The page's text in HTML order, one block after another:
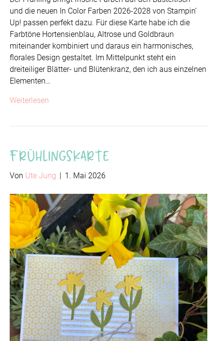
und die neuen In Color Farben 2026-2028 von Stampin’
Up! passen perfekt dazu. Für diese Karte habe ich die
Farbtöne Hortensienblau, Altrose und Goldbraun
miteinander kombiniert und daraus ein harmonisches,
florales Design gestaltet. Im Mittelpunkt steht ein
dreiteiliger Blätter- und Blütenkranz, den ich aus einzelnen
Elementen…
Weiterlesen
Frühlingskarte
Von Ute Jung | 1. Mai 2026